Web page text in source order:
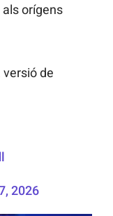
als orígens
de
2026